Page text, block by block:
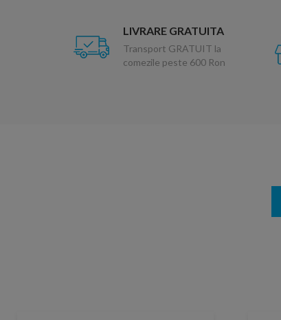
LIVRARE GRATUITA
Transport GRATUIT la
comezile peste 600 Ron